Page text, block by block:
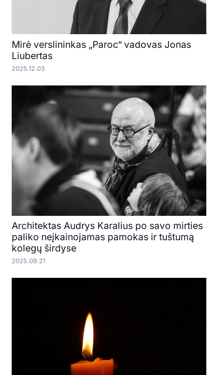
Mirė verslininkas „Paroc“ vadovas Jonas
Liubertas
2025.12.03
Architektas Audrys Karalius po savo mirties
paliko neįkainojamas pamokas ir tuštumą
kolegų širdyse
2025.09.21